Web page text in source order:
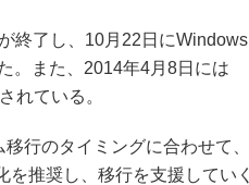
終了し、10月22日にWindows
。また、2014年4月8日には
れている。
行のタイミングに合わせて、
推奨し、移行を支援していく